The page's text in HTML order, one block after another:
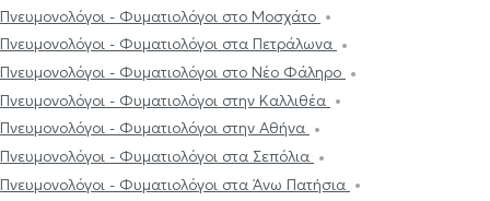
Πνευμονολόγοι - Φυματιολόγοι στο Μοσχάτο
Πνευμονολόγοι - Φυματιολόγοι στα Πετράλωνα
Πνευμονολόγοι - Φυματιολόγοι στο Νέο Φάληρο
Πνευμονολόγοι - Φυματιολόγοι στην Καλλιθέα
Πνευμονολόγοι - Φυματιολόγοι στην Αθήνα
Πνευμονολόγοι - Φυματιολόγοι στα Σεπόλια
Πνευμονολόγοι - Φυματιολόγοι στα Άνω Πατήσια